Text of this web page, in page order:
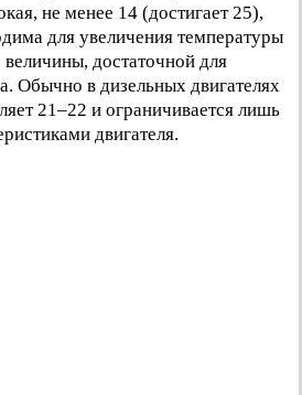
не менее 14 (достигает 25),
для увеличения температуры
достаточной для
Обычно в дизельных двигателях
21–22 и ограничивается лишь
двигателя.